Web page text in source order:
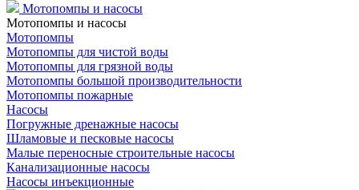
Мотопомпы и насосы
Мотопомпы и насосы
Мотопомпы
Мотопомпы для чистой воды
Мотопомпы для грязной воды
Мотопомпы большой производительности
Мотопомпы пожарные
Насосы
Погружные дренажные насосы
Шламовые и песковые насосы
Малые переносные строительные насосы
Канализационные насосы
Насосы инъекционные